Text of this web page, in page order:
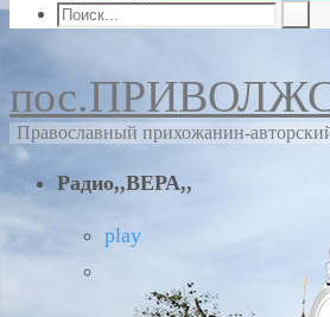
Православный прихожанин-
Радио,,ВЕРА,,
play